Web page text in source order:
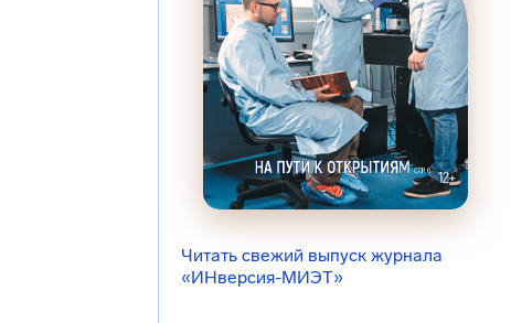
Читать свежий выпуск журнала
«ИНверсия-МИЭТ»